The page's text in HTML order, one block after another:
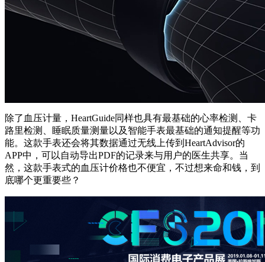
除了血压计量，HeartGuide同样也具有最基础的心率检测、卡
路里检测、睡眠质量测量以及智能手表最基础的通知提醒等功
能。这款手表还会将其数据通过无线上传到HeartAdvisor的
APP中，可以自动导出PDF的记录来与用户的医生共享。当
然，这款手表式的血压计价格也不便宜，不过想来命和钱，到
底哪个更重要些？